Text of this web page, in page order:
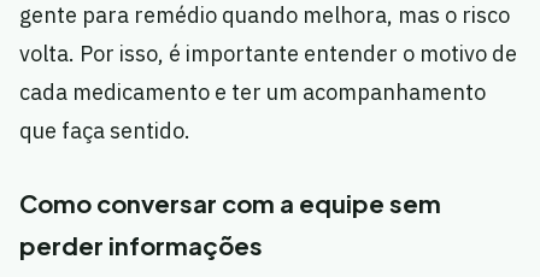
gente para remédio quando melhora, mas o risco
volta. Por isso, é importante entender o motivo de
cada medicamento e ter um acompanhamento
que faça sentido.
Como conversar com a equipe sem
perder informações